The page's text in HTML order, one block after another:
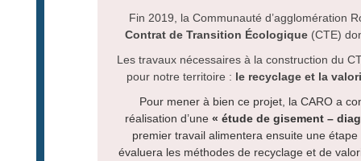
Fin 2019, la Communauté d’agglomération
Contrat de Transition Écologique (CTE)
Les travaux nécessaires à la construction du
pour notre territoire : le recyclage et la
Pour mener à bien ce projet, la CARO a
réalisation d’une « étude de gisement –
premier travail alimentera ensuite une
évaluera les méthodes de recyclage et de